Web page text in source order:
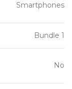
Smartphones
Bundle 1
No